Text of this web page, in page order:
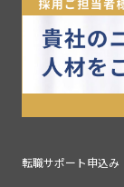
転職サポート申込み